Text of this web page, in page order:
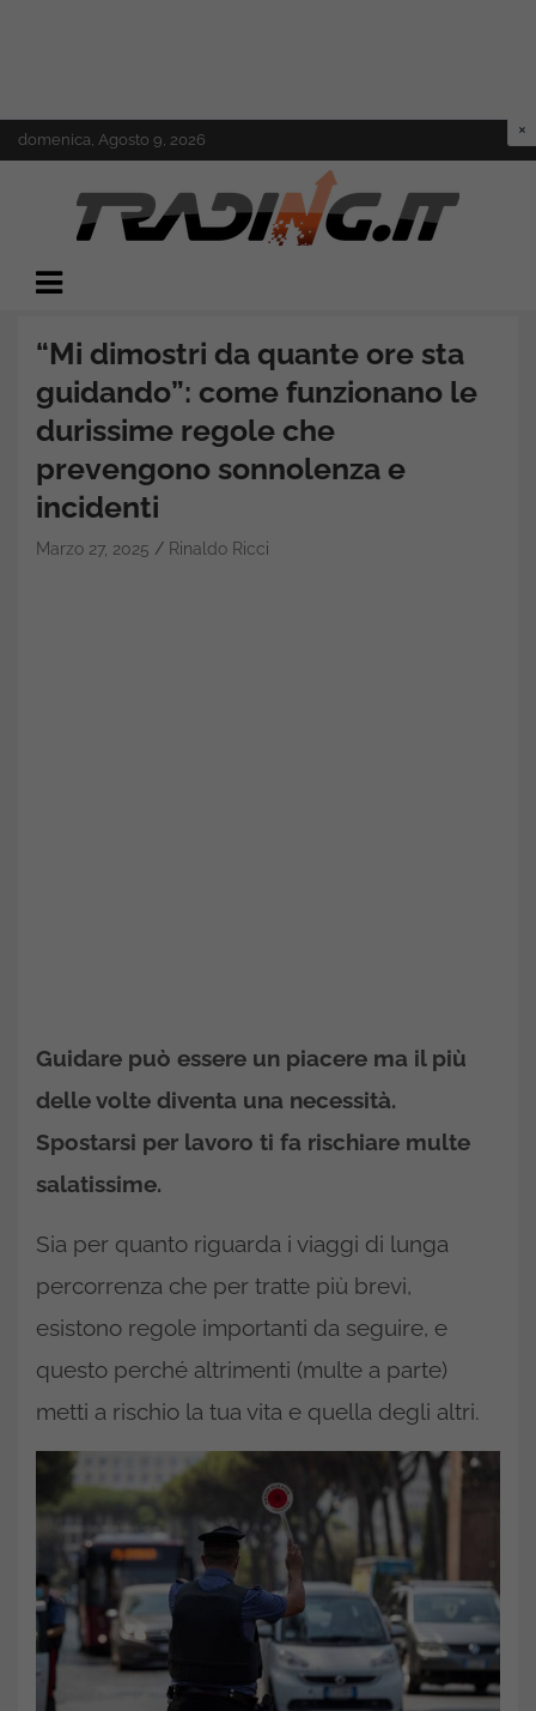
Skip
to
domenica, Agosto 9, 2026
Trading.it
“Mi dimostri da quante ore sta
guidando”: come funzionano le
durissime regole che
prevengono sonnolenza e
incidenti
Marzo 27, 2025 Rinaldo Ricci
Guidare può essere un piacere ma il più
delle volte diventa una necessità.
Spostarsi per lavoro ti fa rischiare multe
salatissime.
Sia per quanto riguarda i viaggi di lunga
percorrenza che per tratte più brevi,
esistono regole importanti da seguire, e
questo perché altrimenti (multe a parte)
metti a rischio la tua vita e quella degli altri.